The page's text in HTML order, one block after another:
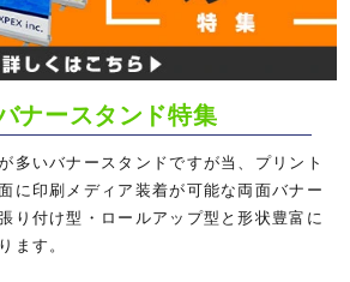
ナースタンド特集
多いバナースタンドですが当、プリント
に印刷メディア装着が可能な両面バナー
り付け型・ロールアップ型と形状豊富に
ます。